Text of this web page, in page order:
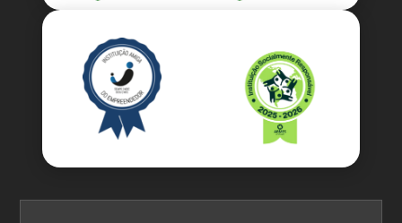
FUNDAMENTOS DE ENGENHARIA